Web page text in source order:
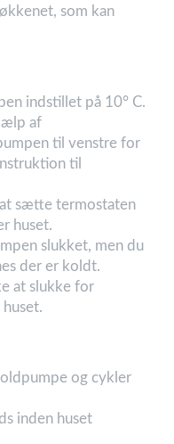
som kan
indstillet på 10° C.
af
til venstre for
til
sætte termostaten
huset.
slukket, men du
der er koldt.
at slukke for
og cykler
inden huset